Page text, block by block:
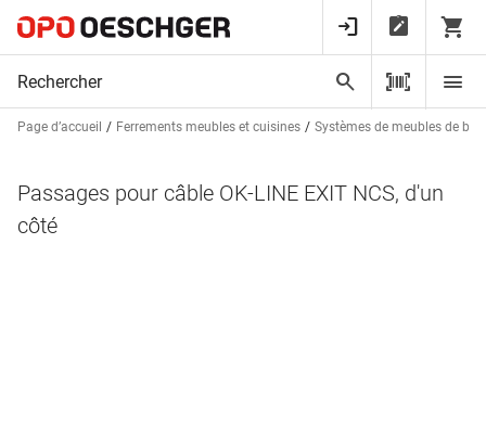
Page d’accueil Ferrements meubles et cuisines Systèmes de meubles de
Passages pour câble OK-LINE EXIT NCS, d'un
côté